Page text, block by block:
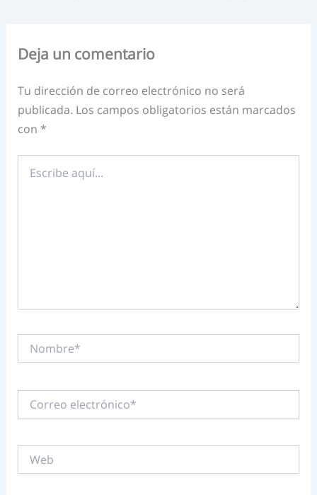
Deja un comentario
Tu dirección de correo electrónico no será
publicada. Los campos obligatorios están marcados
con *
aquí...
electrónico*